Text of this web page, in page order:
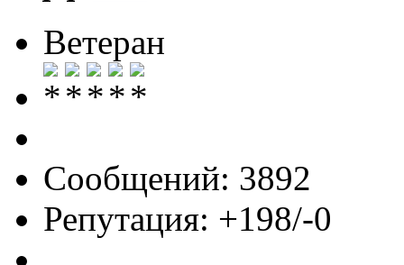
Ветеран
Сообщений: 3892
Репутация: +198/-0